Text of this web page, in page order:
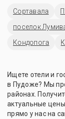
Сортавала
поселок
Кондопога
Ищете отели и
в Пудоже? Мы
районах.
актуальные цены
прямо у нас на